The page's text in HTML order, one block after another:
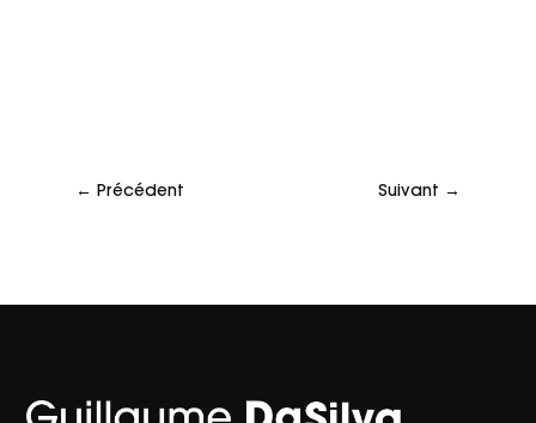
← Précédent Suivant →